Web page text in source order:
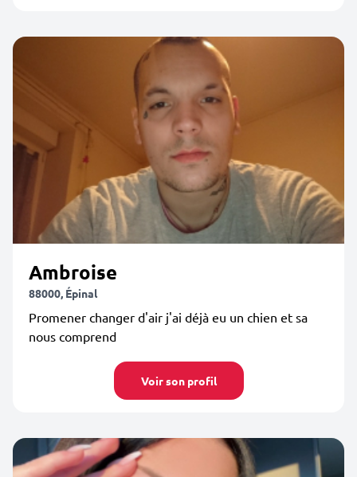
Ambroise
88000, Épinal
Promener changer d'air j'ai déjà eu un chien et sa
nous comprend
Voir son profil